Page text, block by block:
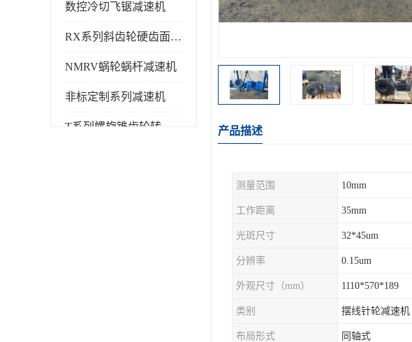
数控冷切飞锯减速机
RX系列斜齿轮硬齿面减速机
NMRV蜗轮蜗杆减速机
非标定制系列减速机
产品描述
测量范围 10mm
工作距离 35mm
光斑尺寸 32*45um
分辨率 0.15um
外观尺寸（mm） 1110*570*189
类别 摆线针轮减速机
布局形式 同轴式